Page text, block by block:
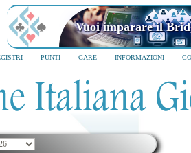
Vuoi imparare il
SCRIVICI
PUNTI GARE INFORMAZIONI